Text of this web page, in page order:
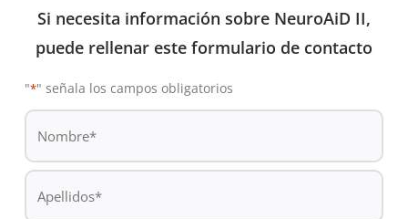
Si necesita información sobre NeuroAiD II,
puede rellenar este formulario de contacto
"*" señala los campos obligatorios
De
Nombre